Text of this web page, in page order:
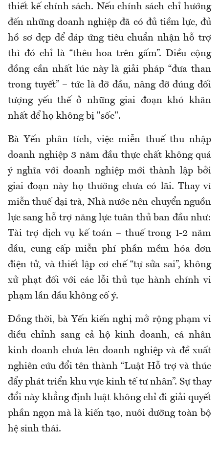
thiết kế chính sách. Nếu chính sách chỉ hướng
đến những doanh nghiệp đã có đủ tiềm lực, đủ
hồ sơ đẹp để đáp ứng tiêu chuẩn nhận hỗ trợ
thì đó chỉ là “thêu hoa trên gấm”. Điều cộng
đồng cần nhất lúc này là giải pháp “đưa than
trong tuyết” – tức là đỡ đầu, nâng đỡ đúng đối
tượng yếu thế ở những giai đoạn khó khăn
nhất để họ không bị "sốc".
Bà Yến phân tích, việc miễn thuế thu nhập
doanh nghiệp 3 năm đầu thực chất không quá
ý nghĩa với doanh nghiệp mới thành lập bởi
giai đoạn này họ thường chưa có lãi. Thay vì
miễn thuế đại trà, Nhà nước nên chuyển nguồn
lực sang hỗ trợ năng lực tuân thủ ban đầu như:
Tài trợ dịch vụ kế toán – thuế trong 1-2 năm
đầu, cung cấp miễn phí phần mềm hóa đơn
điện tử, và thiết lập cơ chế “tự sửa sai”, không
xử phạt đối với các lỗi thủ tục hành chính vi
phạm lần đầu không cố ý.
Đồng thời, bà Yến kiến nghị mở rộng phạm vi
điều chỉnh sang cả hộ kinh doanh, cá nhân
kinh doanh chưa lên doanh nghiệp và đề xuất
nghiên cứu đổi tên thành “Luật Hỗ trợ và thúc
đẩy phát triển khu vực kinh tế tư nhân”. Sự thay
đổi này khẳng định luật không chỉ đi giải quyết
phần ngọn mà là kiến tạo, nuôi dưỡng toàn bộ
hệ sinh thái.